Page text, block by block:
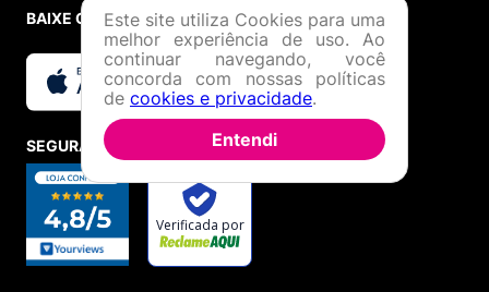
BAIXE O APP
SEGURANÇA E CREDIBILIDADE
Este site utiliza Cookies para uma
melhor experiência de uso. Ao
continuar navegando, você
concorda com nossas políticas
de cookies e privacidade.
Entendi